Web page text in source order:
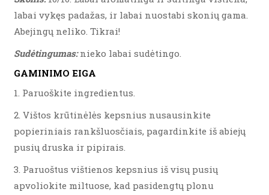
labai vykęs padažas, ir labai nuostabi skonių gama.
Abejingų neliko. Tikrai!
Sudėtingumas:nieko labai sudėtingo.
GAMINIMO EIGA
1. Paruoškite ingredientus.
2. Vištos krūtinėlės kepsnius nusausinkite
popieriniais rankšluosčiais, pagardinkite iš abiejų
pusių druska ir pipirais.
3. Paruoštus vištienos kepsnius iš visų pusių
apvoliokite miltuose, kad pasidengtų plonu